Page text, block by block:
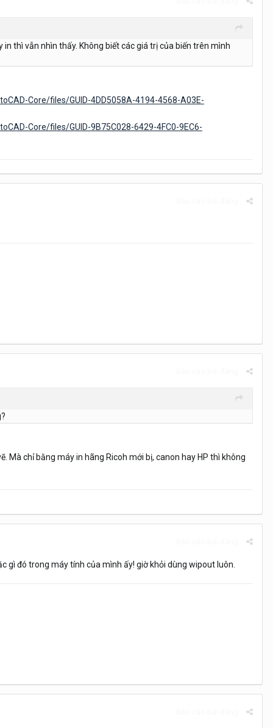
thì vẫn nhìn thấy. Không biết các giá trị của biến trên mình
Core/files/GUID-4DD5058A-4194-4568-A03E-
Core/files/GUID-9B75C028-6429-4FC0-9EC6-
Mà chỉ bằng máy in hãng Ricoh mới bị, canon hay HP thì không
gì đó trong máy tính của mình ấy! giờ khỏi dùng wipout luôn.